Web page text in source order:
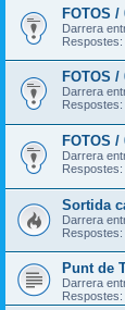
FOTOS
Darrera
Respostes:
FOTOS
Darrera
Respostes:
FOTOS
Darrera
Respostes:
Sortida
Darrera
Respostes:
Punt de
Darrera
Respostes: